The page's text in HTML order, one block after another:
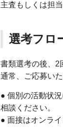
主査もしくは担
選考フロ
書類選考の後、2
通常、ご応募い
● 個別の活動状
相談ください。
● 面接はオンライ